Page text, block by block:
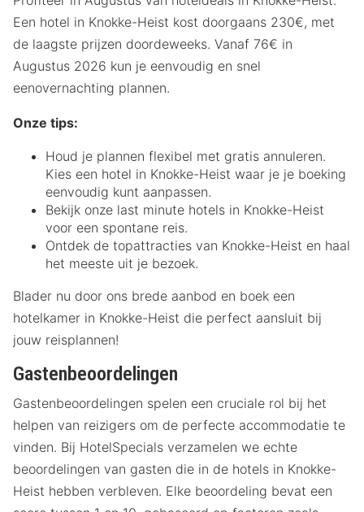
Een hotel in Knokke-Heist kost doorgaans 230€, met
de laagste prijzen doordeweeks. Vanaf 76€ in
Augustus 2026 kun je eenvoudig en snel
eenovernachting plannen.
Onze tips:
Houd je plannen flexibel met gratis annuleren.
Kies een hotel in Knokke-Heist waar je je boeking
eenvoudig kunt aanpassen.
Bekijk onze last minute hotels in Knokke-Heist
voor een spontane reis.
Ontdek de topattracties van Knokke-Heist en haal
het meeste uit je bezoek.
Blader nu door ons brede aanbod en boek een
hotelkamer in Knokke-Heist die perfect aansluit bij
jouw reisplannen!
Gastenbeoordelingen
Gastenbeoordelingen spelen een cruciale rol bij het
helpen van reizigers om de perfecte accommodatie te
vinden. Bij HotelSpecials verzamelen we echte
beoordelingen van gasten die in de hotels in Knokke-
Heist hebben verbleven. Elke beoordeling bevat een